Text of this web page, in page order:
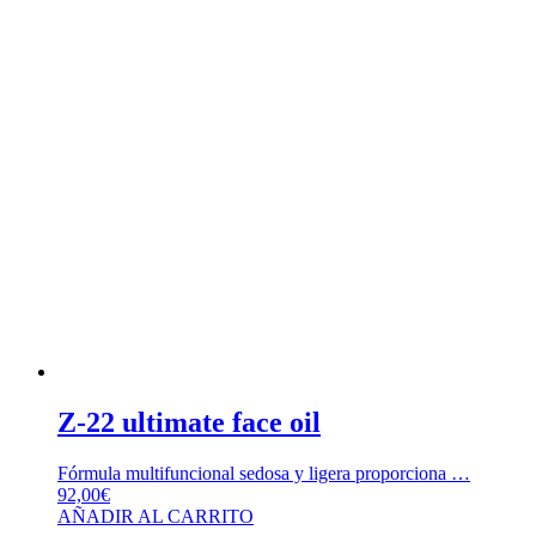
Z-22 ultimate face oil
Fórmula multifuncional sedosa y ligera proporciona …
92,00€
AÑADIR AL CARRITO